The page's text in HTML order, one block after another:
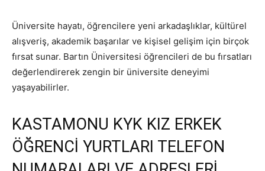
Üniversite hayatı, öğrencilere yeni arkadaşlıklar, kültürel
alışveriş, akademik başarılar ve kişisel gelişim için birçok
fırsat sunar. Bartın Üniversitesi öğrencileri de bu fırsatları
değerlendirerek zengin bir üniversite deneyimi
yaşayabilirler.
KASTAMONU KYK KIZ ERKEK
ÖĞRENCİ YURTLARI TELEFON